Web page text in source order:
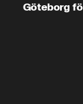
Göteborg